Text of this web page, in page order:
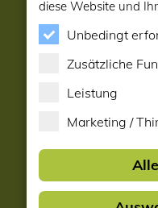
diese Website und
Unbedingt
Zusätzliche
Leistung
Marketing /